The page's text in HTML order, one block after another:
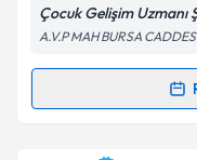
Kişisel
Metni'ni
kapsamda
Çocuk Gelişim Uzmanı
A.V.P MAH BURSA
Randevu